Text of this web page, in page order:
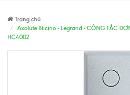
Trang chủ
Axolute Bticino - Legrand - CÔNG TẮC
HC4002